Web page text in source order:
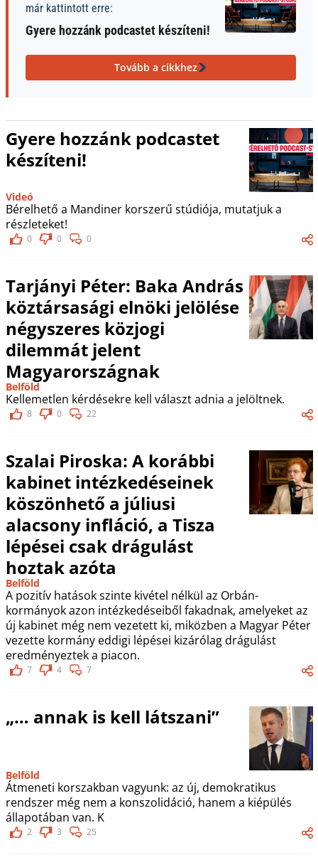
már kattintott erre:
Gyere hozzánk podcastet készíteni!
Tovább a cikkhez
Gyere hozzánk podcastet
készíteni!
Videó
Bérelhető a Mandiner korszerű stúdiója, mutatjuk a
részleteket!
0 0 0
Tarjányi Péter: Baka András
köztársasági elnöki jelölése
négyszeres közjogi
dilemmát jelent
Magyarországnak
Belföld
Kellemetlen kérdésekre kell választ adnia a jelöltnek.
8 0 22
Szalai Piroska: A korábbi
kabinet intézkedéseinek
köszönhető a júliusi
alacsony infláció, a Tisza
lépései csak drágulást
hoztak azóta
Belföld
A pozitív hatások szinte kivétel nélkül az Orbán-
kormányok azon intézkedéseiből fakadnak, amelyeket az
új kabinet még nem vezetett ki, miközben a Magyar Péter
vezette kormány eddigi lépései kizárólag drágulást
eredményeztek a piacon.
7 4 7
„… annak is kell látszani”
Belföld
Átmeneti korszakban vagyunk: az új, demokratikus
rendszer még nem a konszolidáció, hanem a kiépülés
állapotában van. K
2 3 25